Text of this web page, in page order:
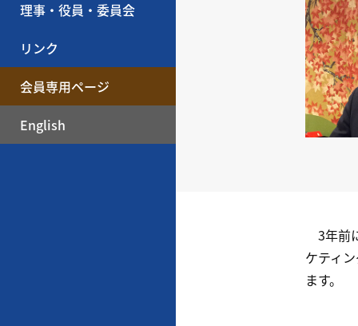
理事・役員・委員会
リンク
会員専用ページ
English
3年前
ケティ
ます。